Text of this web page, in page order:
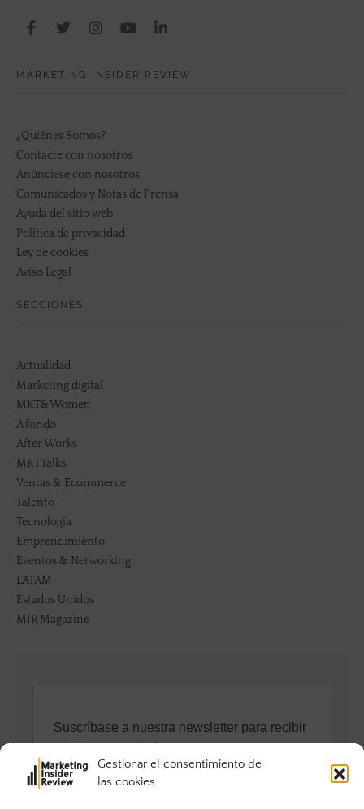
Gestionar el consentimiento de
las cookies
MARKETING INSIDER REVIEW
¿Quiénes Somos?
Contacte con nosotros
Anúnciese con nosotros
Comunicados y Notas de Prensa
Ayuda del sitio web
Política de privacidad
Ley de cookies
Aviso Legal
SECCIONES
Actualidad
Marketing digital
MKT&Women
A fondo
After Works
MKTTalks
Ventas & Ecommerce
Talento
Tecnología
Emprendimiento
Eventos & Networking
LATAM
Estados Unidos
MIR Magazine